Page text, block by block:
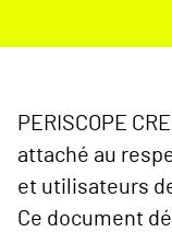
PERISCOPE
attaché au
et utilisateurs
Ce document